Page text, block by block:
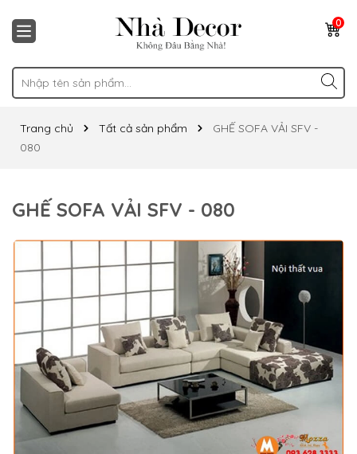
0
Trang chủ Tất cả sản phẩm
GHẾ SOFA VẢI SFV -
080
GHẾ SOFA VẢI SFV - 080